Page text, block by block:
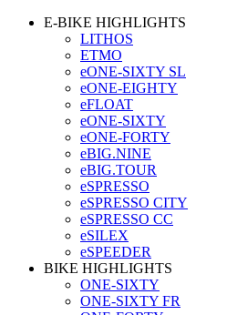
E-BIKE HIGHLIGHTS
LITHOS
ETMO
eONE-SIXTY SL
eONE-EIGHTY
eFLOAT
eONE-SIXTY
eONE-FORTY
eBIG.NINE
eBIG.TOUR
eSPRESSO
eSPRESSO CITY
eSPRESSO CC
eSILEX
eSPEEDER
BIKE HIGHLIGHTS
ONE-SIXTY
ONE-SIXTY FR